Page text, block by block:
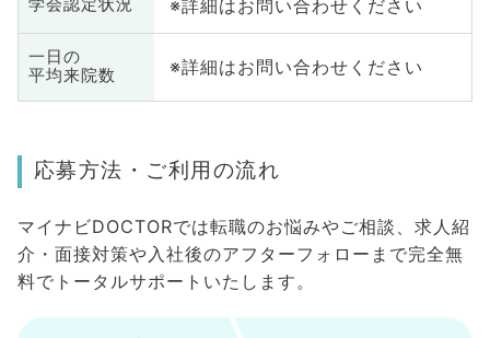
学会認定状況 ※詳細はお問い合わせください
一日の
平均来院数
※詳細はお問い合わせください
応募方法・ご利用の流れ
マイナビDOCTORでは転職のお悩みやご相談、求人紹
介・面接対策や入社後のアフターフォローまで完全無
料でトータルサポートいたします。